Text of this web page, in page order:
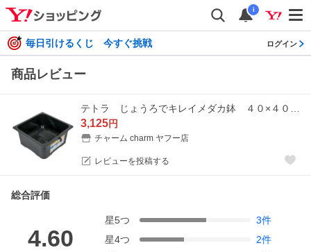
i
毎日引けるくじ 今すぐ挑戦 ログイン
商品レビュー
3,125円
チャーム charm ヤフー店
レビューを投稿する
総合評価
4.60
星5つ 3件
星4つ 2件